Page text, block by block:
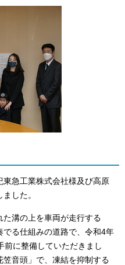
急工業株式会社様及び高原
した。
溝の上を車両が走行する
でる仕組みの道路で、令和4年
前に整備していただきまし
音頭」で、凍結を抑制する